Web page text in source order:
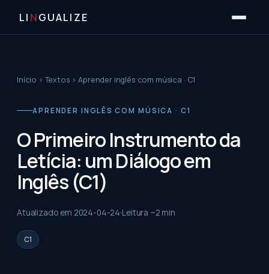
LI NGUALIZE
Início ›Textos ›Aprender inglês com música · C1
APRENDER INGLÊS COM MÚSICA · C1
O Primeiro Instrumento da
Letícia: um Diálogo em
Inglês (C1)
Atualizado em 2024-04-24 Leitura ~2 min
C1